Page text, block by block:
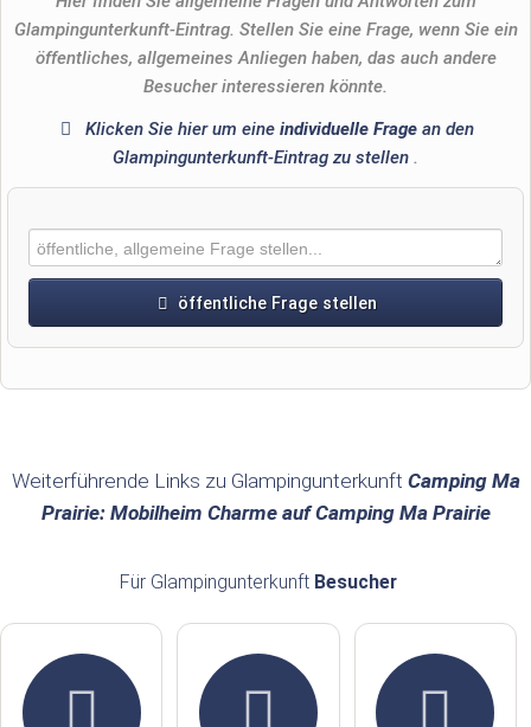
Glampingunterkunft-Eintrag. Stellen Sie eine Frage, wenn Sie ein
öffentliches, allgemeines Anliegen haben, das auch andere
Besucher interessieren könnte.
Klicken Sie hier um eine individuelle Fragean den
Glampingunterkunft-Eintrag zu stellen .
öffentliche Frage stellen
Hiermit akzeptiere ich die .
Weiterführende Links zu Glampingunterkunft Camping Ma
Prairie: Mobilheim Charme auf Camping Ma Prairie
Für Glampingunterkunft Besucher